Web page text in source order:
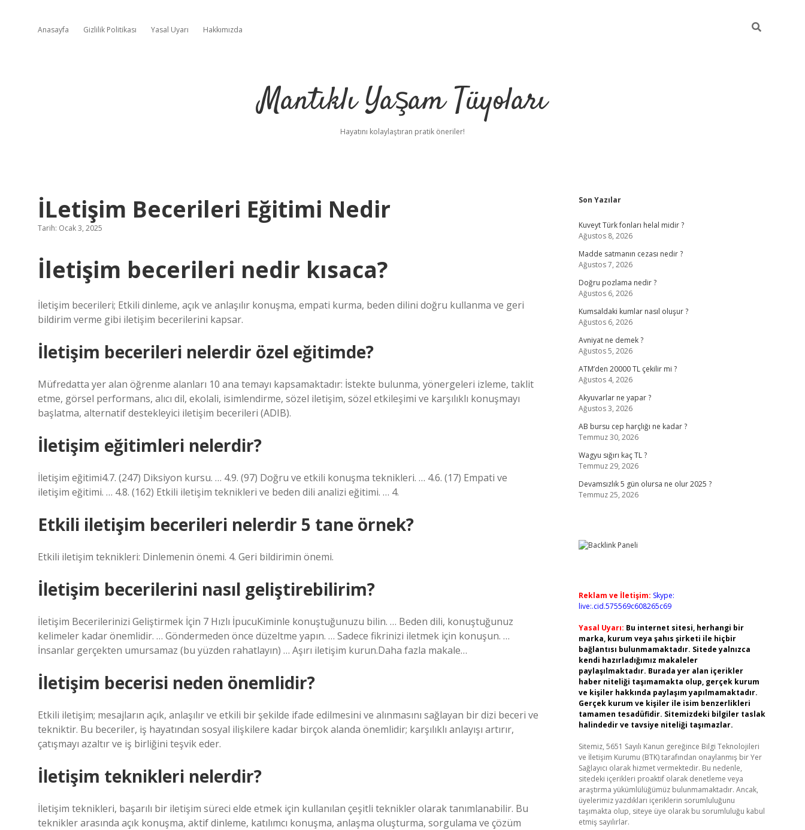
Anasayfa Gizlilik Politikası Yasal Uyarı Hakkımızda
Mantıklı Yaşam Tüyoları
Hayatını kolaylaştıran pratik öneriler!
İLetişim Becerileri Eğitimi Nedir
Tarih: Ocak 3, 2025
İletişim becerileri nedir kısaca?
İletişim becerileri; Etkili dinleme, açık ve anlaşılır konuşma, empati kurma, beden dilini doğru kullanma ve geri
bildirim verme gibi iletişim becerilerini kapsar.
İletişim becerileri nelerdir özel eğitimde?
Müfredatta yer alan öğrenme alanları 10 ana temayı kapsamaktadır: İstekte bulunma, yönergeleri izleme, taklit
etme, görsel performans, alıcı dil, ekolali, isimlendirme, sözel iletişim, sözel etkileşimi ve karşılıklı konuşmayı
başlatma, alternatif destekleyici iletişim becerileri (ADIB).
İletişim eğitimleri nelerdir?
İletişim eğitimi4.7. (247) Diksiyon kursu. … 4.9. (97) Doğru ve etkili konuşma teknikleri. … 4.6. (17) Empati ve
iletişim eğitimi. … 4.8. (162) Etkili iletişim teknikleri ve beden dili analizi eğitimi. … 4.
Etkili iletişim becerileri nelerdir 5 tane örnek?
Etkili iletişim teknikleri: Dinlemenin önemi. 4. Geri bildirimin önemi.
İletişim becerilerini nasıl geliştirebilirim?
İletişim Becerilerinizi Geliştirmek İçin 7 Hızlı İpucuKiminle konuştuğunuzu bilin. … Beden dili, konuştuğunuz
kelimeler kadar önemlidir. … Göndermeden önce düzeltme yapın. … Sadece fikrinizi iletmek için konuşun. …
İnsanlar gerçekten umursamaz (bu yüzden rahatlayın) … Aşırı iletişim kurun.Daha fazla makale…
İletişim becerisi neden önemlidir?
Etkili iletişim; mesajların açık, anlaşılır ve etkili bir şekilde ifade edilmesini ve alınmasını sağlayan bir dizi beceri ve
tekniktir. Bu beceriler, iş hayatından sosyal ilişkilere kadar birçok alanda önemlidir; karşılıklı anlayışı artırır,
çatışmayı azaltır ve iş birliğini teşvik eder.
İletişim teknikleri nelerdir?
İletişim teknikleri, başarılı bir iletişim süreci elde etmek için kullanılan çeşitli teknikler olarak tanımlanabilir. Bu
teknikler arasında açık konuşma, aktif dinleme, katılımcı konuşma, anlaşma oluşturma, sorgulama ve çözüm
Sidebar
Son Yazılar
Kuveyt Türk fonları helal midir ?
Ağustos 8, 2026
Madde satmanın cezası nedir ?
Ağustos 7, 2026
Doğru pozlama nedir ?
Ağustos 6, 2026
Kumsaldaki kumlar nasıl oluşur ?
Ağustos 6, 2026
Avniyat ne demek ?
Ağustos 5, 2026
ATM’den 20000 TL çekilir mi ?
Ağustos 4, 2026
Akyuvarlar ne yapar ?
Ağustos 3, 2026
AB bursu cep harçlığı ne kadar ?
Temmuz 30, 2026
Wagyu sığırı kaç TL ?
Temmuz 29, 2026
Devamsızlık 5 gün olursa ne olur 2025 ?
Temmuz 25, 2026
Reklam ve İletişim: Skype:
live:.cid.575569c608265c69
Yasal Uyarı: Bu internet sitesi, herhangi bir
marka, kurum veya şahıs şirketi ile hiçbir
bağlantısı bulunmamaktadır. Sitede yalnızca
kendi hazırladığımız makaleler
paylaşılmaktadır. Burada yer alan içerikler
haber niteliği taşımamakta olup, gerçek kurum
ve kişiler hakkında paylaşım yapılmamaktadır.
Gerçek kurum ve kişiler ile isim benzerlikleri
tamamen tesadüfidir. Sitemizdeki bilgiler taslak
halindedir ve tavsiye niteliği taşımazlar.
Sitemiz, 5651 Sayılı Kanun gereğince Bilgi Teknolojileri
ve İletişim Kurumu (BTK) tarafından onaylanmış bir Yer
Sağlayıcı olarak hizmet vermektedir. Bu nedenle,
sitedeki içerikleri proaktif olarak denetleme veya
araştırma yükümlülüğümüz bulunmamaktadır. Ancak,
üyelerimiz yazdıkları içeriklerin sorumluluğunu
taşımakta olup, siteye üye olarak bu sorumluluğu kabul
etmiş sayılırlar.
hiltonbet yeni giriş